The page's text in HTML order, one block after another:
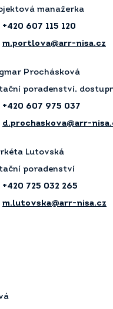
manažerka
+420 607 115 120
m.portlova@arr-nisa.cz
Prochásková
poradenství,
+420 607 975 037
d.prochaskova@arr-
Lutovská
poradenství
+420 725 032 265
m.lutovska@arr-nisa.cz